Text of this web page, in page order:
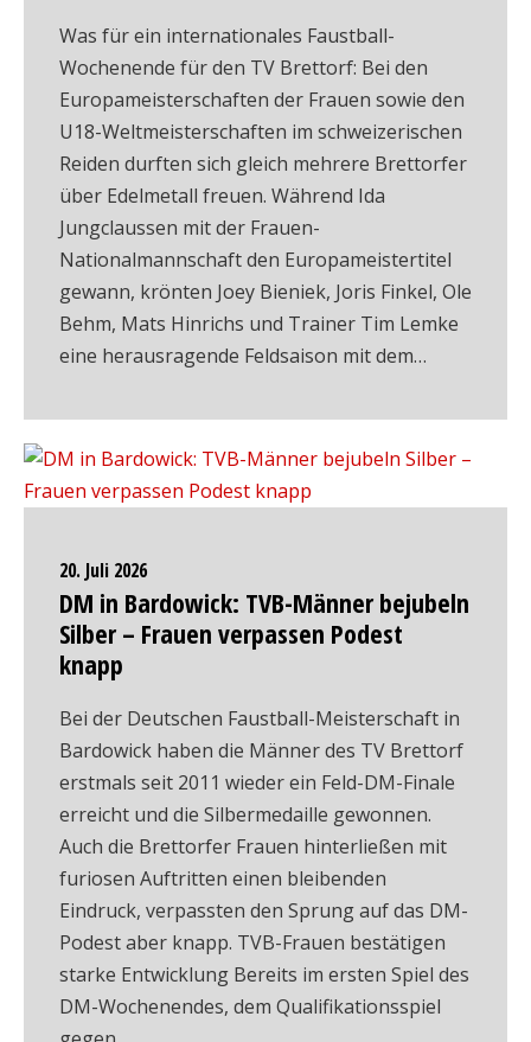
Was für ein internationales Faustball-
Wochenende für den TV Brettorf: Bei den
Europameisterschaften der Frauen sowie den
U18-Weltmeisterschaften im schweizerischen
Reiden durften sich gleich mehrere Brettorfer
über Edelmetall freuen. Während Ida
Jungclaussen mit der Frauen-
Nationalmannschaft den Europameistertitel
gewann, krönten Joey Bieniek, Joris Finkel, Ole
Behm, Mats Hinrichs und Trainer Tim Lemke
eine herausragende Feldsaison mit dem…
20. Juli 2026
DM in Bardowick: TVB-Männer bejubeln
Silber – Frauen verpassen Podest
knapp
Bei der Deutschen Faustball-Meisterschaft in
Bardowick haben die Männer des TV Brettorf
erstmals seit 2011 wieder ein Feld-DM-Finale
erreicht und die Silbermedaille gewonnen.
Auch die Brettorfer Frauen hinterließen mit
furiosen Auftritten einen bleibenden
Eindruck, verpassten den Sprung auf das DM-
Podest aber knapp. TVB-Frauen bestätigen
starke Entwicklung Bereits im ersten Spiel des
DM-Wochenendes, dem Qualifikationsspiel